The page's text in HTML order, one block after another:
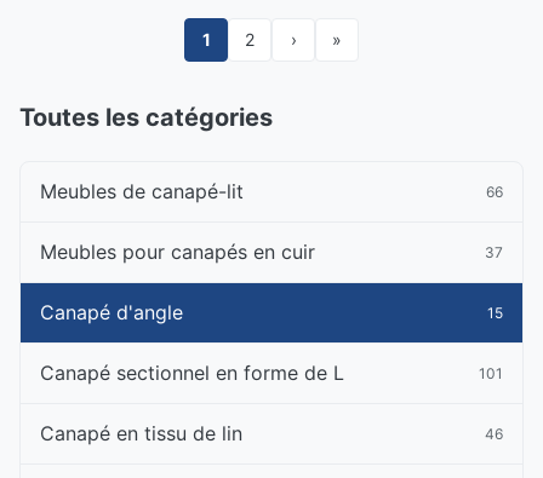
1 2 › »
Toutes les catégories
Meubles de canapé-lit 66
Meubles pour canapés en cuir 37
Canapé d'angle 15
Canapé sectionnel en forme de L 101
Canapé en tissu de lin 46